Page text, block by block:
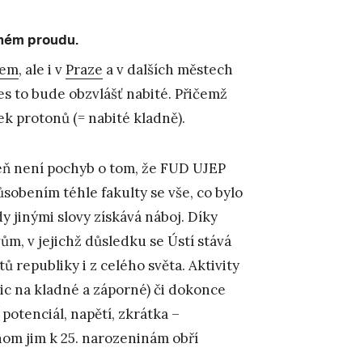
proudu.
, ale i vPraze a v dalších městech
to bude obzvlášť nabité. Přičemž
protonů (= nabité kladně).
není pochyb o tom, že FUD UJEP
téhle fakulty se vše, co bylo
jinými slovy získává náboj. Díky
v jejichž důsledku se Ústí stává
republiky i z celého světa. Aktivity
na kladné a záporné) či dokonce
napětí, zkrátka –
jim k 25. narozeninám obří